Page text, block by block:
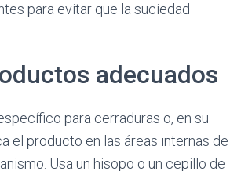
para evitar que la suciedad
adecuados
para cerraduras o, en su
el producto en las áreas internas de
Usa un hisopo o un cepillo de